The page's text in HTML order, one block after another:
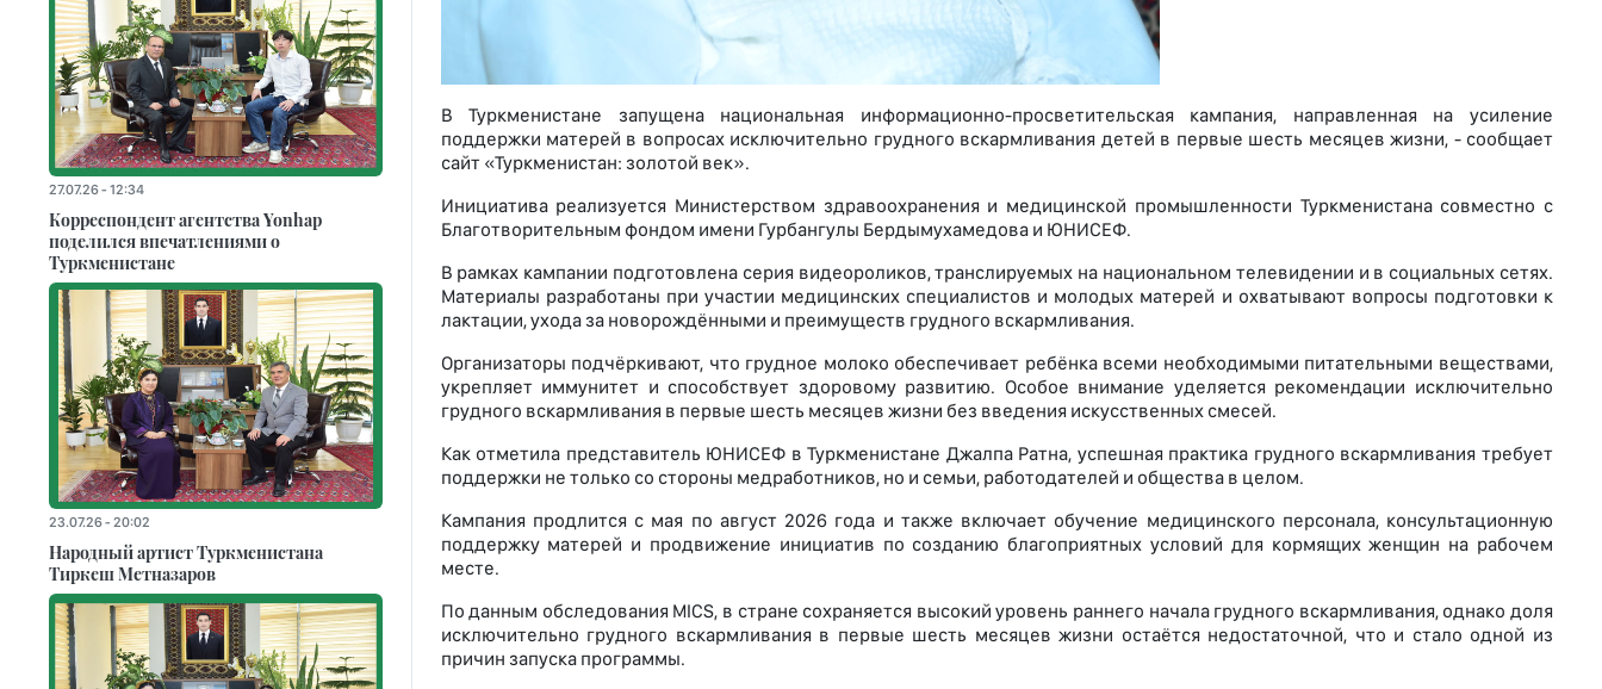
В Туркменистане запущена национальная информационно-просветительская кампания, направленная на усиление
поддержки матерей в вопросах исключительно грудного вскармливания детей в первые шесть месяцев жизни, - сообщает
сайт «Туркменистан: золотой век».
Инициатива реализуется Министерством здравоохранения и медицинской промышленности Туркменистана совместно с
Благотворительным фондом имени Гурбангулы Бердымухамедова и ЮНИСЕФ.
В рамках кампании подготовлена серия видеороликов, транслируемых на национальном телевидении и в социальных сетях.
Материалы разработаны при участии медицинских специалистов и молодых матерей и охватывают вопросы подготовки к
лактации, ухода за новорождёнными и преимуществ грудного вскармливания.
Организаторы подчёркивают, что грудное молоко обеспечивает ребёнка всеми необходимыми питательными веществами,
укрепляет иммунитет и способствует здоровому развитию. Особое внимание уделяется рекомендации исключительно
грудного вскармливания в первые шесть месяцев жизни без введения искусственных смесей.
Как отметила представитель ЮНИСЕФ в Туркменистане Джалпа Ратна, успешная практика грудного вскармливания требует
поддержки не только со стороны медработников, но и семьи, работодателей и общества в целом.
Кампания продлится с мая по август 2026 года и также включает обучение медицинского персонала, консультационную
поддержку матерей и продвижение инициатив по созданию благоприятных условий для кормящих женщин на рабочем
месте.
По данным обследования MICS, в стране сохраняется высокий уровень раннего начала грудного вскармливания, однако доля
исключительно грудного вскармливания в первые шесть месяцев жизни остаётся недостаточной, что и стало одной из
причин запуска программы.
27.07.26 - 12:34
Корреспондент агентства Yonhap
поделился впечатлениями о
Туркменистане
23.07.26 - 20:02
Народный артист Туркменистана
Тиркеш Мeтназаров